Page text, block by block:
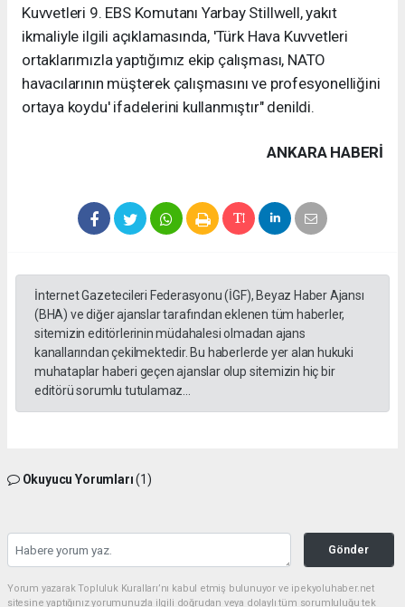
Kuvvetleri 9. EBS Komutanı Yarbay Stillwell, yakıt
ikmaliyle ilgili açıklamasında, 'Türk Hava Kuvvetleri
ortaklarımızla yaptığımız ekip çalışması, NATO
havacılarının müşterek çalışmasını ve profesyonelliğini
ortaya koydu' ifadelerini kullanmıştır" denildi.
ANKARA HABERİ
İnternet Gazetecileri Federasyonu (İGF), Beyaz Haber Ajansı
(BHA) ve diğer ajanslar tarafından eklenen tüm haberler,
sitemizin editörlerinin müdahalesi olmadan ajans
kanallarından çekilmektedir. Bu haberlerde yer alan hukuki
muhataplar haberi geçen ajanslar olup sitemizin hiç bir
editörü sorumlu tutulamaz...
Okuyucu Yorumları(1)
Gönder
Yorum yazarak Topluluk Kuralları’nı kabul etmiş bulunuyor ve ipekyoluhaber.net
sitesine yaptığınız yorumunuzla ilgili doğrudan veya dolaylı tüm sorumluluğu tek